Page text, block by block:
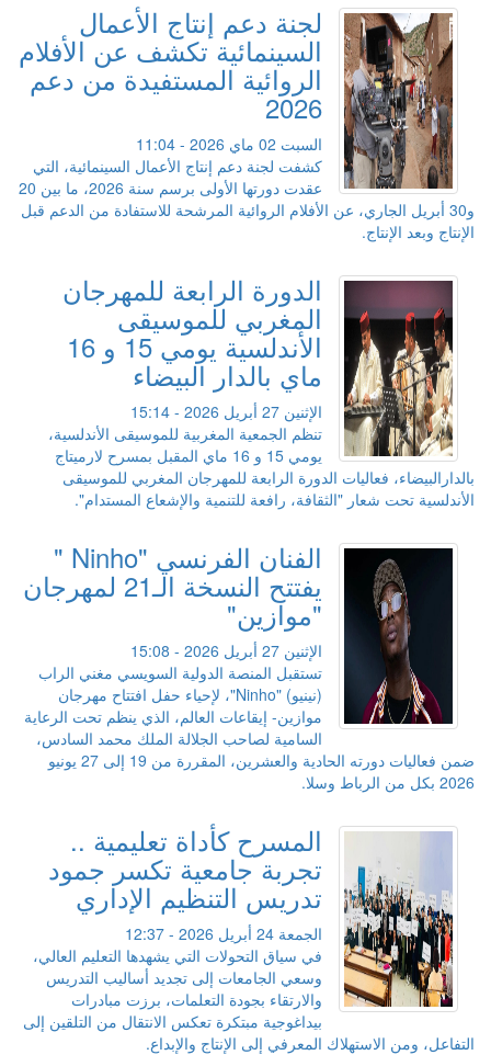
لجنة دعم إنتاج الأعمال
السينمائية تكشف عن الأفلام
الروائية المستفيدة من دعم
2026
السبت 02 ماي 2026 - 11:04
كشفت لجنة دعم إنتاج الأعمال السينمائية، التي
عقدت دورتها الأولى برسم سنة 2026، ما بين 20
و30 أبريل الجاري، عن الأفلام الروائية المرشحة للاستفادة من الدعم قبل
الإنتاج وبعد الإنتاج.
الدورة الرابعة للمهرجان
المغربي للموسيقى
الأندلسية يومي 15 و 16
ماي بالدار البيضاء
الإثنين 27 أبريل 2026 - 15:14
تنظم الجمعية المغربية للموسيقى الأندلسية،
يومي 15 و 16 ماي المقبل بمسرح لارميتاج
بالدارالبيضاء، فعاليات الدورة الرابعة للمهرجان المغربي للموسيقى
الأندلسية تحت شعار "الثقافة، رافعة للتنمية والإشعاع المستدام".
الفنان الفرنسي "Ninho "
يفتتح النسخة الـ21 لمهرجان
"موازين"
الإثنين 27 أبريل 2026 - 15:08
تستقبل المنصة الدولية السويسي مغني الراب
(نينيو) "Ninho"، لإحياء حفل افتتاح مهرجان
موازين- إيقاعات العالم، الذي ينظم تحت الرعاية
السامية لصاحب الجلالة الملك محمد السادس،
ضمن فعاليات دورته الحادية والعشرين، المقررة من 19 إلى 27 يونيو
2026 بكل من الرباط وسلا.
المسرح كأداة تعليمية ..
تجربة جامعية تكسر جمود
تدريس التنظيم الإداري
الجمعة 24 أبريل 2026 - 12:37
في سياق التحولات التي يشهدها التعليم العالي،
وسعي الجامعات إلى تجديد أساليب التدريس
والارتقاء بجودة التعلمات، برزت مبادرات
بيداغوجية مبتكرة تعكس الانتقال من التلقين إلى
التفاعل، ومن الاستهلاك المعرفي إلى الإنتاج والإبداع.